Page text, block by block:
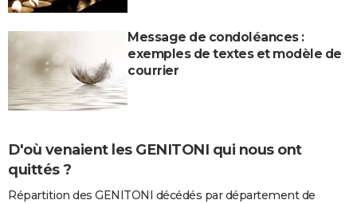
Message de condoléances :
exemples de textes et modèle de
courrier
D'où venaient les GENITONI qui nous ont
quittés ?
Répartition des GENITONI décédés par département de